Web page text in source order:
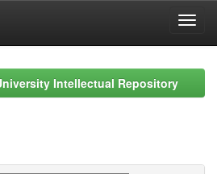
Intellectual Repository